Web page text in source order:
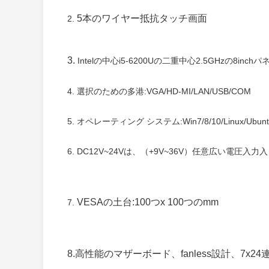
2. 5本のワイヤー抵抗タッチ画面
3. Intelの中心i5-6200Uの二重中心2.5GHzの8inchパ
4. 選択のための多港:VGA/HD-MI/LAN/USB/COM
5. オペレーティング システム:Win7/8/10/Linux/
6. DC12V~24Vは、（+9V~36V）任意広い電圧入力入
7. VESAの土台:100つx 100つのmm
8.高性能のマザーボード、fanless設計、7x24